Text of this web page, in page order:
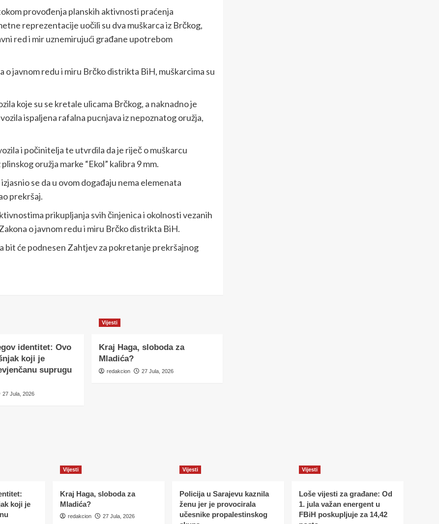
provođenja planskih aktivnosti praćenja
reprezentacije uočili su dva muškarca iz Brčkog,
red i mir uznemirujući građane upotrebom
javnom redu i miru Brčko distrikta BiH, muškarcima su
koje su se kretale ulicama Brčkog, a naknadno je
ispaljena rafalna pucnjava iz nepoznatog oružja,
i počinitelja te utvrdila da je riječ o muškarcu
oružja marke “Ekol” kalibra 9 mm.
se da u ovom događaju nema elemenata
prekršaj.
prikupljanja svih činjenica i okolnosti vezanih
o javnom redu i miru Brčko distrikta BiH.
će podnesen Zahtjev za pokretanje prekršajnog
identitet: Ovo
koji je
suprugu
27 Jula, 2026
Vijesti
Kraj Haga, sloboda za
Mladića?
redakcion 27 Jula, 2026
koji je
Vijesti
Kraj Haga, sloboda za
Mladića?
redakcion 27 Jula, 2026
Vijesti
Policija u Sarajevu kaznila
ženu jer je provocirala
učesnike propalestinskog
Vijesti
Loše vijesti za građane: Od
1. jula važan energent u
FBiH poskupljuje za 14,42